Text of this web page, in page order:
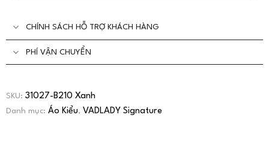
CHÍNH SÁCH HỖ TRỢ KHÁCH HÀNG
PHÍ VẬN CHUYỂN
SKU: 31027-B210 Xanh
Danh mục: Áo Kiểu, VADLADY Signature